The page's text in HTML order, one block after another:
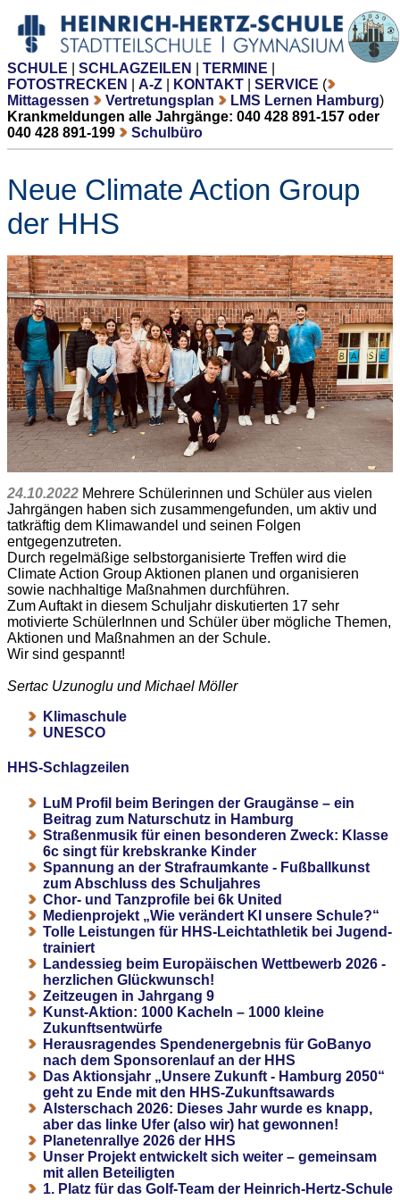
SCHULE SCHLAGZEILEN TERMINE
FOTOSTRECKEN
A-Z KONTAKT SERVICE (
Mittagessen
Vertretungsplan LMS Lernen Hamburg)
Krankmeldungen alle Jahrgänge: 040 428 891-157 oder
040 428 891-199
Schulbüro
Neue Climate Action Group
der HHS
24.10.2022 Mehrere Schülerinnen und Schüler aus vielen
Jahrgängen haben sich zusammengefunden, um aktiv und
tatkräftig dem Klimawandel und seinen Folgen
entgegenzutreten.
Durch regelmäßige selbstorganisierte Treffen wird die
Climate Action Group Aktionen planen und organisieren
sowie nachhaltige Maßnahmen durchführen.
Zum Auftakt in diesem Schuljahr diskutierten 17 sehr
motivierte SchülerInnen und Schüler über mögliche Themen,
Aktionen und Maßnahmen an der Schule.
Wir sind gespannt!
Sertac Uzunoglu und Michael Möller
Klimaschule
UNESCO
HHS-Schlagzeilen
LuM Profil beim Beringen der Graugänse – ein
Beitrag zum Naturschutz in Hamburg
Straßenmusik für einen besonderen Zweck: Klasse
6c singt für krebskranke Kinder
Spannung an der Strafraumkante - Fußballkunst
zum Abschluss des Schuljahres
Chor- und Tanzprofile bei 6k United
Medienprojekt „Wie verändert KI unsere Schule?“
Tolle Leistungen für HHS-Leichtathletik bei Jugend-
trainiert
Landessieg beim Europäischen Wettbewerb 2026 -
herzlichen Glückwunsch!
Zeitzeugen in Jahrgang 9
Kunst-Aktion: 1000 Kacheln – 1000 kleine
Zukunftsentwürfe
Herausragendes Spendenergebnis für GoBanyo
nach dem Sponsorenlauf an der HHS
Das Aktionsjahr „Unsere Zukunft - Hamburg 2050“
geht zu Ende mit den HHS-Zukunftsawards
Alsterschach 2026: Dieses Jahr wurde es knapp,
aber das linke Ufer (also wir) hat gewonnen!
Planetenrallye 2026 der HHS
Unser Projekt entwickelt sich weiter – gemeinsam
mit allen Beteiligten
1. Platz für das Golf-Team der Heinrich-Hertz-Schule